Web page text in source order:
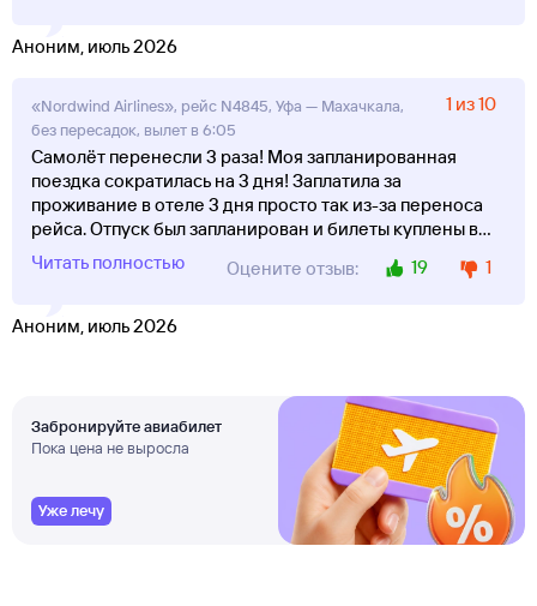
Аноним, июль 2026
«Nordwind Airlines», рейс N4845, Уфа — Махачкала,
без пересадок, вылет в 6:05
1 из 10
Самолёт перенесли 3 раза! Моя запланированная
поездка сократилась на 3 дня! Заплатила за
проживание в отеле 3 дня просто так из-за переноса
рейса. Отпуск был запланирован и билеты куплены в...
Читать полностью
Оцените отзыв: 19 1
Аноним, июль 2026
Забронируйте авиабилет
Пока цена не выросла
Уже лечу